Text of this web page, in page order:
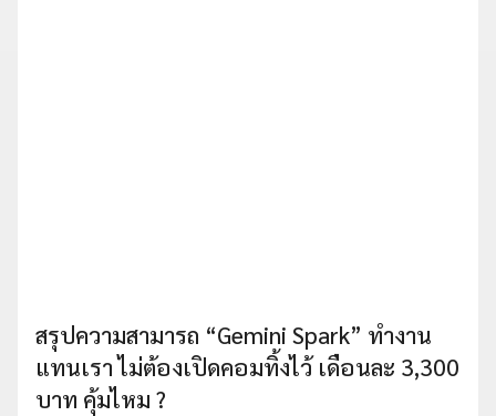
สรุปความสามารถ “Gemini Spark” ทำงาน
แทนเรา ไม่ต้องเปิดคอมทิ้งไว้ เดือนละ 3,300
บาท คุ้มไหม ?